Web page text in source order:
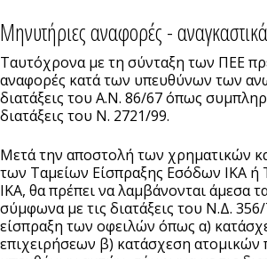
Μηνυτήριες αναφορές -
Ταυτόχρονα με τη σύνταξη των ΠΕΕ
αναφορές κατά των υπευθύνων των
διατάξεις του Α.Ν. 86/67 όπως
διατάξεις του Ν. 2721/99.
Μετά την αποστολή των χρηματικών
των Ταμείων Είσπραξης Εσόδων ΙΚΑ
ΙΚΑ, θα πρέπει να λαμβάνονται άμεσα
σύμφωνα με τις διατάξεις του Ν.Δ.
είσπραξη των οφειλών όπως α)
επιχειρήσεων β) κατάσχεση